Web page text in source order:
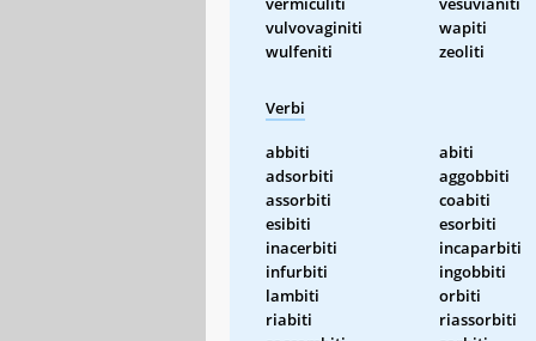
vulvovaginiti
wapiti
wulfeniti
zeoliti
Verbi
abbiti abiti
adsorbiti
aggobbiti
assorbiti
coabiti
esibiti
esorbiti
inacerbiti
incaparbiti
infurbiti
ingobbiti
lambiti
orbiti
riabiti
riassorbiti